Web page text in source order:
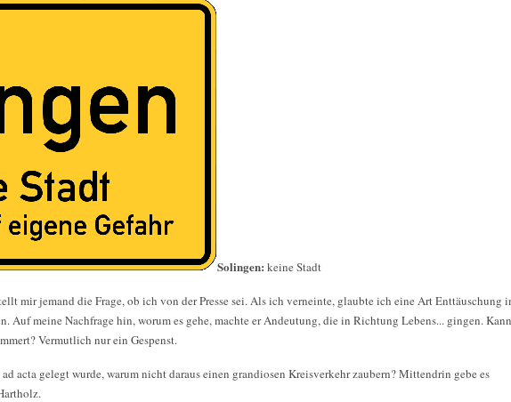
Solingen: keine Stadt
mir jemand die Frage, ob ich von der Presse sei. Als ich verneinte, glaubte ich eine Art Enttäuschung
Auf meine Nachfrage hin, worum es gehe, machte er Andeutung, die in Richtung Lebens... gingen. Kann
Vermutlich nur ein Gespenst.
acta gelegt wurde, warum nicht daraus einen grandiosen Kreisverkehr zaubern? Mittendrin gebe es